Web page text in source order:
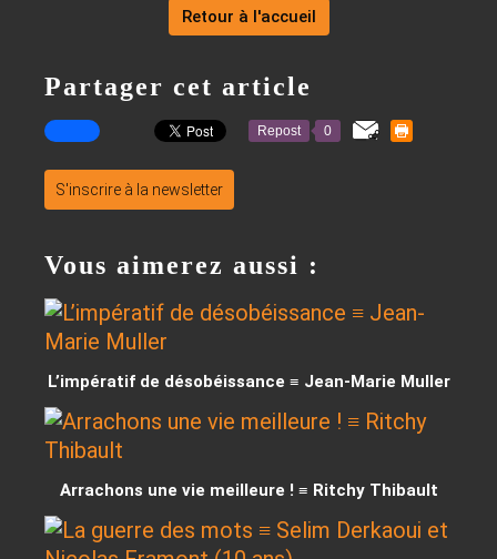
Retour à l'accueil
Partager cet article
Repost 0
S'inscrire à la newsletter
Vous aimerez aussi :
L’impératif de désobéissance ≡ Jean-Marie Muller
Arrachons une vie meilleure ! ≡ Ritchy Thibault